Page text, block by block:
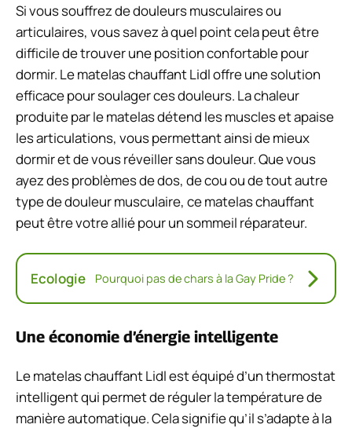
Si vous souffrez de douleurs musculaires ou
articulaires, vous savez à quel point cela peut être
difficile de trouver une position confortable pour
dormir. Le matelas chauffant Lidl offre une solution
efficace pour soulager ces douleurs. La chaleur
produite par le matelas détend les muscles et apaise
les articulations, vous permettant ainsi de mieux
dormir et de vous réveiller sans douleur. Que vous
ayez des problèmes de dos, de cou ou de tout autre
type de douleur musculaire, ce matelas chauffant
peut être votre allié pour un sommeil réparateur.
Ecologie Pourquoi pas de chars à la Gay Pride ?
Une économie d’énergie intelligente
Le matelas chauffant Lidl est équipé d’un thermostat
intelligent qui permet de réguler la température de
manière automatique. Cela signifie qu’il s’adapte à la